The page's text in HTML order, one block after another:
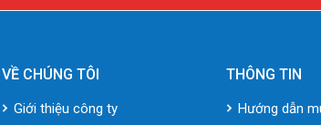
VỀ CHÚNG TÔI
Giới thiệu công ty
THÔNG TIN
Hướng dẫn